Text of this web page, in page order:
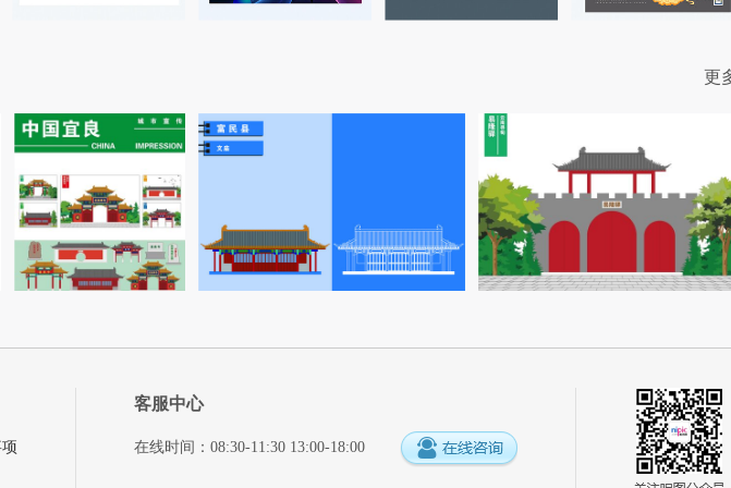
更
客服中心
在线时间：08:30-11:30 13:00-18:00